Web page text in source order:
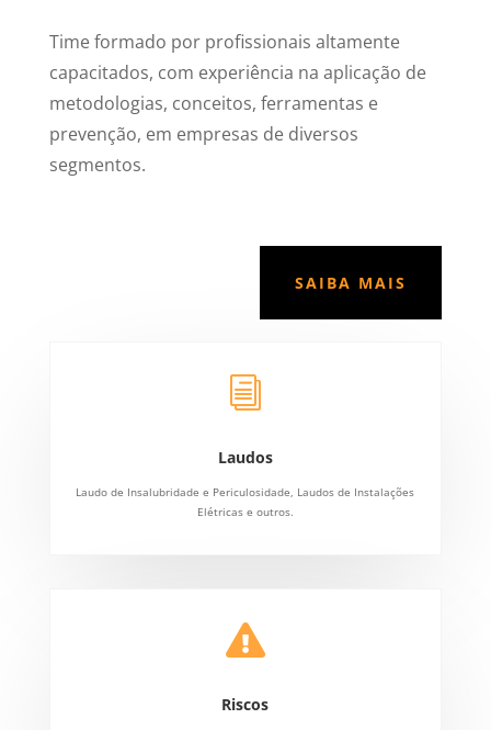
Time formado por profissionais altamente
capacitados, com experiência na aplicação de
metodologias, conceitos, ferramentas e
prevenção, em empresas de diversos
segmentos.
SAIBA MAIS
i
Laudos
Laudo de Insalubridade e Periculosidade, Laudos de Instalações
Elétricas e outros.

Riscos